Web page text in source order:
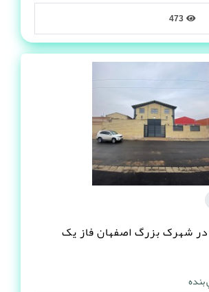
شهرک بزرگ اصفهان فاز یک